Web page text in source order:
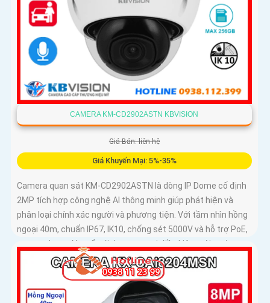
CAMERA KM-CD2902ASTN KBVISION
Giá Bán: liên hệ
Giá Khuyến Mại: 5%-35%
Camera quan sát KM-CD2902ASTN là dòng IP Dome cố định
2MP tích hợp công nghệ AI thông minh giúp phát hiện và
phân loại chính xác người và phương tiện. Với tầm nhìn hồng
ngoại 40m, chuẩn IP67, IK10, chống sét 5000V và hỗ trợ PoE,
camera hoạt động ổn định trong mọi điều kiện môi trường